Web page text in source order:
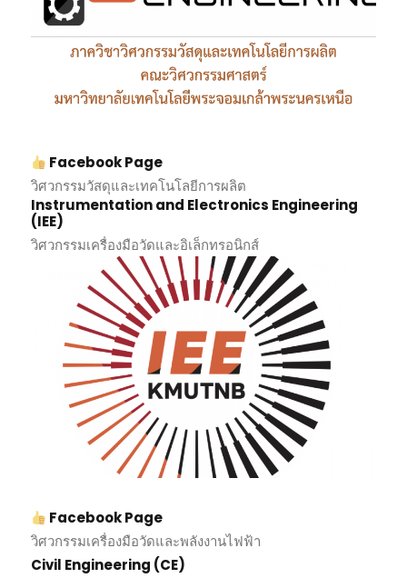
Facebook Page
วิศวกรรมวัสดุและเทคโนโลยีการผลิต
Instrumentation and Electronics Engineering
(IEE)
วิศวกรรมเครื่องมือวัดและอิเล็กทรอนิกส์
Facebook Page
วิศวกรรมเครื่องมือวัดและพลังงานไฟฟ้า
Civil Engineering (CE)